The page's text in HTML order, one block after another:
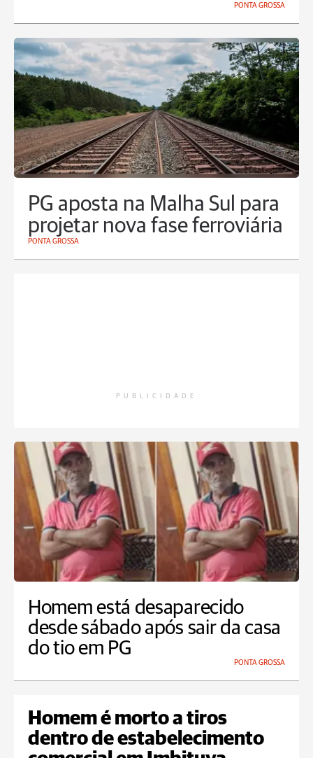
PONTA GROSSA
PG aposta na Malha Sul para
projetar nova fase ferroviária
PONTA GROSSA
PUBLICIDADE
Homem está desaparecido
desde sábado após sair da casa
do tio em PG
PONTA GROSSA
Homem é morto a tiros
dentro de estabelecimento